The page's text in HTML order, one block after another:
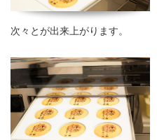
次々とが出来上がります。